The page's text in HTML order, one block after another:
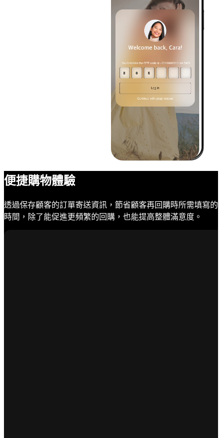
便捷購物體驗
透過保存顧客的訂單寄送資訊，節省顧客再回購時所需填寫的
時間，除了能促進更頻繁的回購，也能提高整體滿意度。